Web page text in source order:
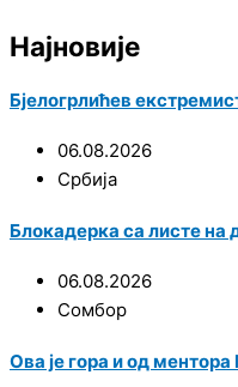
Најновије
Бјелогрлићев
06.08.2026
Србија
Блокадерка са листе
06.08.2026
Сомбор
Ова је гора и од